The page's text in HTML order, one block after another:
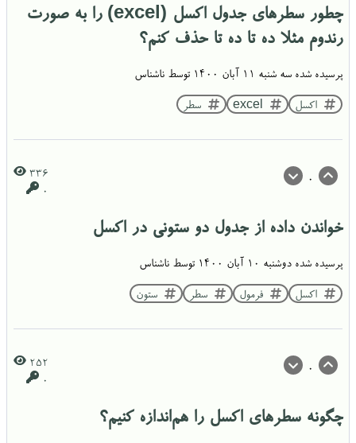
چطور سطرهای جدول اکسل (excel) را به صورت
رندوم مثلا ده تا ده تا حذف کنم؟
پرسیده شده سه شنبه ۱۱ آبان ۱۴۰۰ توسط ناشناس
اکسل excel سطر
0
336
0
خواندن داده از جدول دو ستونی در اکسل
پرسیده شده دوشنبه ۱۰ آبان ۱۴۰۰ توسط ناشناس
اکسل فرمول سطر ستون
0
252
0
چگونه سطرهای اکسل را هم‌اندازه کنیم؟